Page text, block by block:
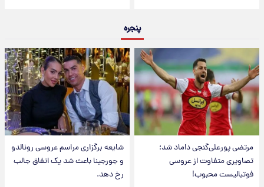
پنجره
مرتضی پورعلی‌گنجی داماد شد؛
تصاویری متفاوت از عروسی
فوتبالیست محبوب!
شایعه برگزاری مراسم عروسی رونالدو
و جورجینا باعث شد یک اتفاق جالب
رخ دهد.